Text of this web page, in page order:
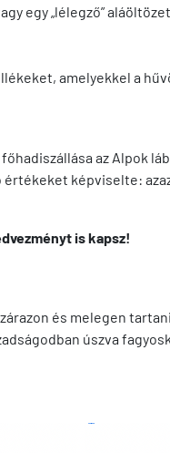
egy „lélegző”
amelyekkel a
az
képviselte:
is kapsz!
és melegen
úszva